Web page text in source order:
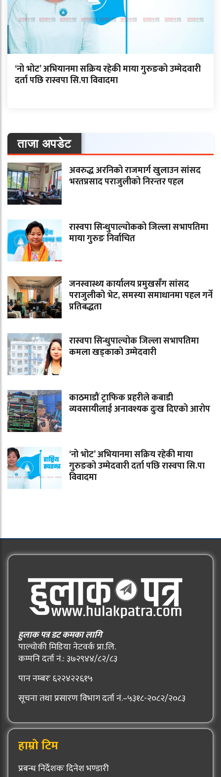
‘नो भोट’ अभियानमा सक्रिय रहेकी माया गुरुङको उम्मेदवारी
दर्ता पछि रास्वपा सि.पा विवादमा
ताजा अपडेट
अवरुद्ध अरनिको राजमार्ग खुलाउन सांसद
भरतप्रसाद पराजुलीको निरन्तर पहल
रास्वपा सिन्धुपाल्चोकको जिल्ला सभापतिमा
माया गुरुङ निर्वाचित
जनस्वास्थ्य कार्यालय प्रमुखसँग सांसद
पराजुलीको भेट, समस्या समाधानमा पहल गर्ने
प्रतिबद्धता
रास्वपा सिन्धुपाल्चोक जिल्ला सभापतिमा
कमला खड्काको उम्मेदवारी
काठमाडौं ट्राफिक प्रहरीले कबाडी
व्यवसायीलाई अनावश्यक दुःख दिएको आरोप
‘नो भोट’ अभियानमा सक्रिय रहेकी माया
गुरुङको उम्मेदवारी दर्ता पछि रास्वपा सि.पा
विवादमा
हुलाक पत्र डट कमका लागि
पाल्चोकी मिडिया नेटवर्क प्रा.लि.
कम्पनि दर्ता नं.: ३७२९४४/८२/८३
पान नम्बरः ६२२४२२६१५
सूचना तथा प्रसारण विभाग दर्ता नं.–५३१८-२०८२/२०८३
हाम्रो टिम
प्रबन्ध निर्देशकः दिनेश भण्डारी